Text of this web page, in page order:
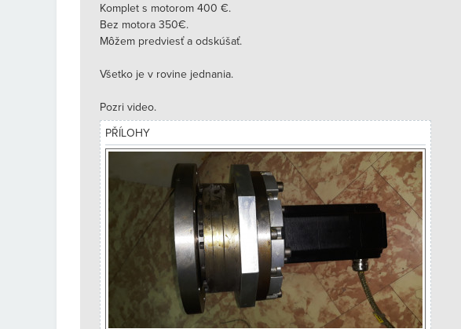
Komplet s motorom 400 €.
Bez motora 350€.
Môžem predviesť a odskúšať.
Všetko je v rovine jednania.
Pozri video.
PŘÍLOHY